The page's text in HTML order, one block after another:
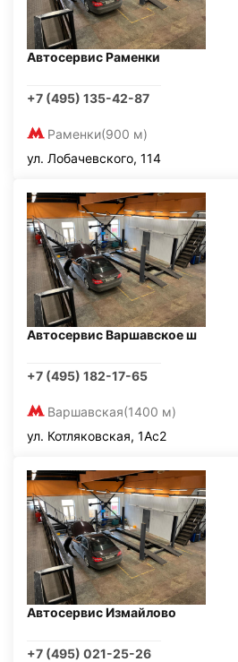
Автосервис Раменки
+7 (495) 135-42-87
Раменки(900 м)
ул. Лобачевского, 114
Автосервис Варшавское ш
+7 (495) 182-17-65
Варшавская(1400 м)
ул. Котляковская, 1Ас2
Автосервис Измайлово
+7 (495) 021-25-26